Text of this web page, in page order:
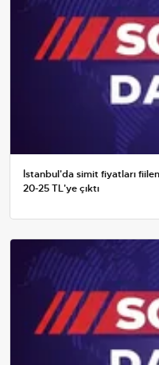
İstanbul'da simit fiyatları
20-25 TL'ye çıktı